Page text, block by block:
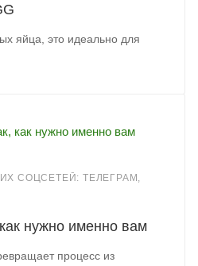
яйца, это идеально для
СОЦСЕТЕЙ: ТЕЛЕГРАМ,
нужно именно вам
процесс из